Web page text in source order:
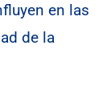
en las
de la